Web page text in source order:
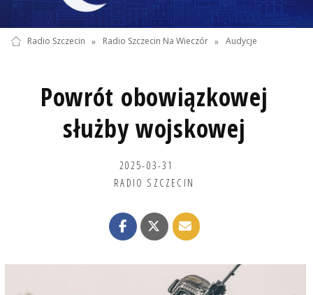
Radio Szczecin » Radio Szczecin Na Wieczór » Audycje
Powrót obowiązkowej
służby wojskowej
2025-03-31
RADIO SZCZECIN